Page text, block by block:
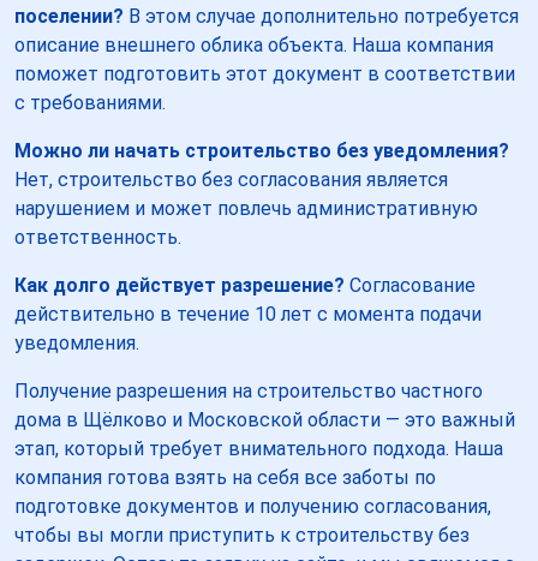
поселении? В этом случае дополнительно потребуется
описание внешнего облика объекта. Наша компания
поможет подготовить этот документ в соответствии
с требованиями.
Можно ли начать строительство без уведомления?
Нет, строительство без согласования является
нарушением и может повлечь административную
ответственность.
Как долго действует разрешение? Согласование
действительно в течение 10 лет с момента подачи
уведомления.
Получение разрешения на строительство частного
дома в Щёлково и Московской области — это важный
этап, который требует внимательного подхода. Наша
компания готова взять на себя все заботы по
подготовке документов и получению согласования,
чтобы вы могли приступить к строительству без